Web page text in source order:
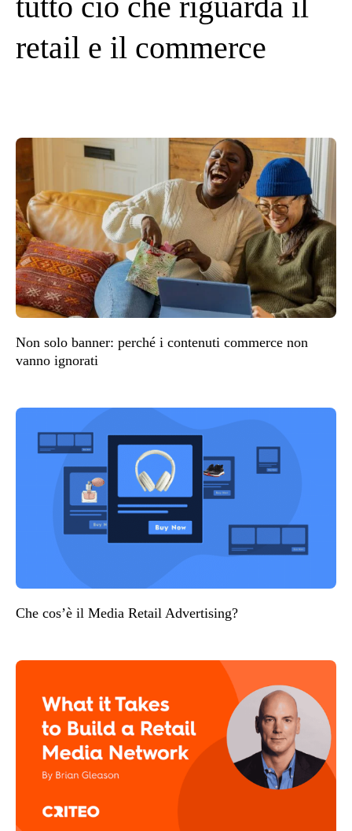
retail e il commerce
Non solo banner: perché i contenuti commerce non
vanno ignorati
Che cos’è il Media Retail Advertising?